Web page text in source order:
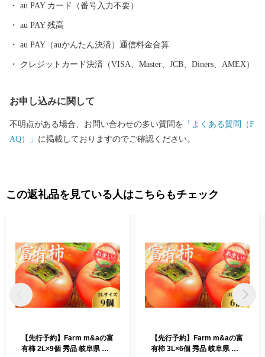
au PAY カード（番号入力不要）
au PAY 残高
au PAY（auかんたん決済）通信料金合算
クレジットカード決済（VISA、Master、JCB、Diners、AMEX）
お申し込みに関して
不明点がある場合、お問い合わせの多い質問を 「よくある質問（F
AQ）」 に掲載しておりますのでご確認ください。
この返礼品を見ている人はこちらもチェック
【先行予約】Farm m&aの富
有柿 2L×9個 秀品 岐阜県 大
【先行予約】Farm m&aの富
有柿 3L×6個 秀品 岐阜県 大